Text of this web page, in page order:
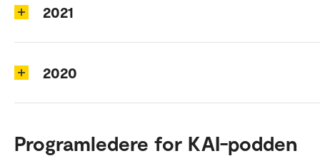
2021
2020
Programledere for KAI-podden